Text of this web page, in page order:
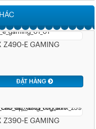
Z490-E GAMING
ĐẶT HÀNG
Z390-E GAMING